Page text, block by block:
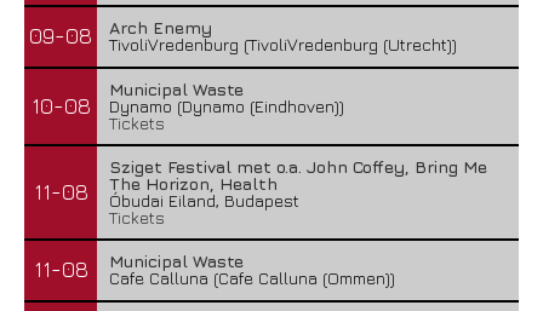
09-08
Arch Enemy
TivoliVredenburg (TivoliVredenburg (Utrecht))
10-08
Municipal Waste
Dynamo (Dynamo (Eindhoven))
Tickets
11-08
Sziget Festival met o.a. John Coffey, Bring Me
The Horizon, Health
Óbudai Eiland, Budapest
Tickets
11-08
Municipal Waste
Cafe Calluna (Cafe Calluna (Ommen))